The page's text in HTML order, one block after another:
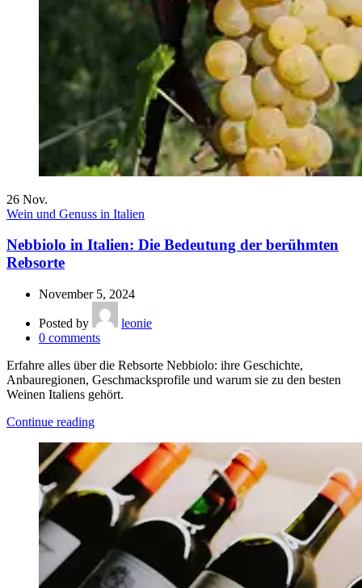
26 Nov.
Wein und Genuss in Italien
Nebbiolo in Italien: Die Bedeutung der berühmten
Rebsorte
November 5, 2024
Posted by
leonie
0 comments
Erfahre alles über die Rebsorte Nebbiolo: ihre Geschichte,
Anbauregionen, Geschmacksprofile und warum sie zu den besten
Weinen Italiens gehört.
Continue reading